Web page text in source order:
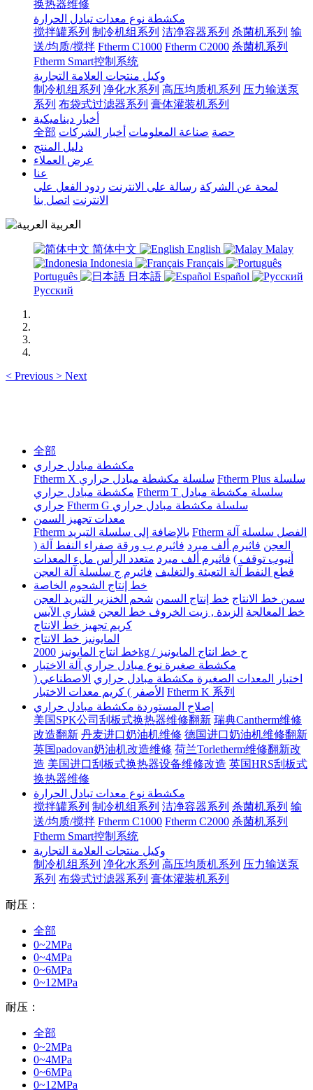
换热器维修
مكشطة نوع معدات تبادل الحرارة
搅拌罐系列 制冷机组系列 洁净容器系列 杀菌机系列 输
送/均质/搅拌 Ftherm C1000 Ftherm C2000 杀菌机系列
Ftherm Smart控制系统
وكيل منتجات العلامة التجارية
制冷机组系列 净化水系列 高压均质机系列 压力输送泵
系列 布袋式过滤器系列 膏体灌装机系列
أخبار ديناميكية
全部
حصة صناعة المعلومات أخبار الشركات
دليل المنتج
عرض العملاء
عنا
لمحة عن الشركة رسالة على الانترنت ردود الفعل على
الانترنت اتصل بنا
العربية
简体中文 English
Malay
Indonesia
Français
Português
日本語
Español
Русский
< Previous > Next
全部
مكشطة مبادل حراري
Ftherm X سلسلة مكشطة مبادل حراري Ftherm Plus سلسلة
مكشطة مبادل حراري Ftherm T سلسلة مكشطة مبادل
حراري
Ftherm G سلسلة مكشطة مبادل حراري
معدات تجهيز السمن
Ftherm بالإضافة إلى سلسلة التبريد Ftherm الفصل سلسلة آلة
العجن فاثيرم ألف مبرد فاثيرم ب ورقة صفراء النفط آلة (
أنبوب توقف ) فاثيرم ألف مبرد متعدد الرأس ملء المعدات
قطع النفط آلة التعبئة والتغليف فاثيرم ج سلسلة آلة العجن
خط إنتاج الشحوم الخاصة
سمن خط الانتاج خط إنتاج السمن شحم الخنزير التبريد العجن
خط المعالجة الزبدة , زيت الخروف خط العجن قشاري الآيس
كريم تجهيز خط الانتاج
المايونيز خط الانتاج
خط انتاج المايونيز
2000kg / ح خط انتاج المايونيز
مكشطة صغيرة نوع مبادل حراري آلة الاختبار
اختبار المعدات الصغيرة مكشطة مبادل حراري الاصطناعي (
الأصفر ) كريم معدات الاختبار Ftherm K 系列
إصلاح المستوردة مكشطة مبادل حراري
美国SPK公司刮板式换热器维修翻新 瑞典Cantherm维修
改造翻新 丹麦进口奶油机维修 德国进口奶油机维修翻新
英国padovan奶油机改造维修 荷兰Torletherm维修翻新改
造 美国进口刮板式换热器设备维修改造 英国HRS刮板式
换热器维修
مكشطة نوع معدات تبادل الحرارة
搅拌罐系列 制冷机组系列 洁净容器系列 杀菌机系列 输
送/均质/搅拌 Ftherm C1000 Ftherm C2000 杀菌机系列
Ftherm Smart控制系统
وكيل منتجات العلامة التجارية
制冷机组系列 净化水系列 高压均质机系列 压力输送泵
系列 布袋式过滤器系列 膏体灌装机系列
耐压：
全部
0~2MPa
0~4MPa
0~6MPa
0~12MPa
耐压：
全部
0~2MPa
0~4MPa
0~6MPa
0~12MPa